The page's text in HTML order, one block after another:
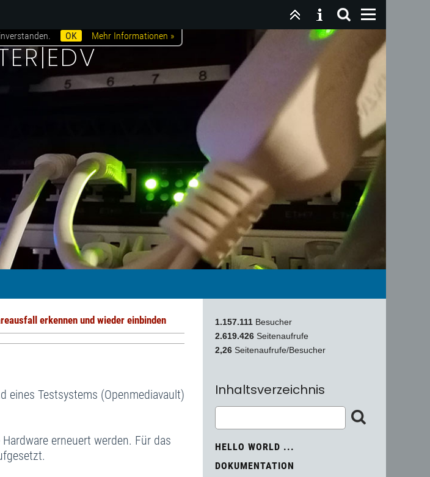
erkennen und wieder einbinden
eines Testsystems (Openmediavault)
erneuert werden. Für das
1.157.111 Besucher
2.619.426 Seitenaufrufe
2,26 Seitenaufrufe/Besucher
Inhaltsverzeichnis
HELLO WORLD ...
DOKUMENTATION
OK Mehr Informationen »